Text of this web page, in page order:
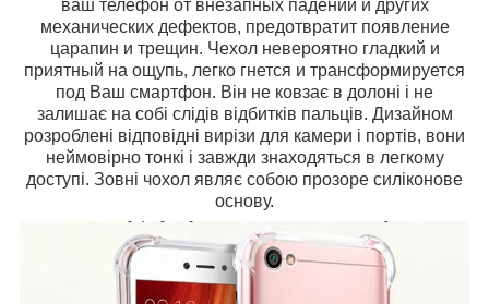
ваш телефон от внезапных падений и других
механических дефектов, предотвратит появление
царапин и трещин. Чехол невероятно гладкий и
приятный на ощупь, легко гнется и трансформируется
под Ваш смартфон. Він не ковзає в долоні і не
залишає на собі слідів відбитків пальців. Дизайном
розроблені відповідні вирізи для камери і портів, вони
неймовірно тонкі і завжди знаходяться в легкому
доступі. Зовні чохол являє собою прозоре силіконове
основу.